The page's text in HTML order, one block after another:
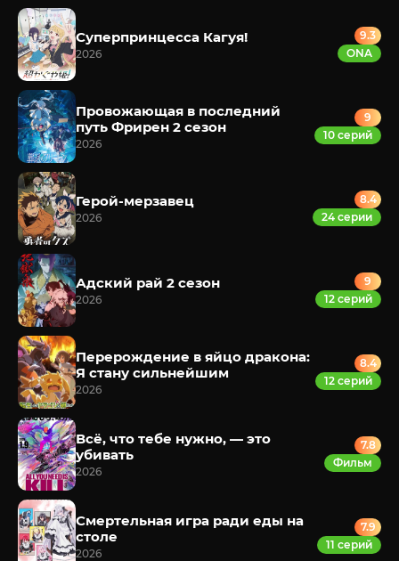
Суперпринцесса Кагуя!
2026
9.3
ONA
Провожающая в последний
путь Фрирен 2 сезон
2026
9
10 серий
Герой-мерзавец
2026
8.4
24 серии
Адский рай 2 сезон
2026
9
12 серий
Перерождение в яйцо дракона:
Я стану сильнейшим
2026
8.4
12 серий
Всё, что тебе нужно, — это
убивать
2026
7.8
Фильм
Смертельная игра ради еды на
столе
2026
7.9
11 серий